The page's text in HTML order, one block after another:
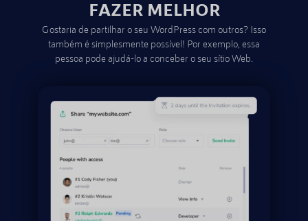
FAZER MELHOR
Gostaria de partilhar o seu WordPress com outros? Isso
também é simplesmente possível! Por exemplo, essa
pessoa pode ajudá-lo a conceber o seu sítio Web.